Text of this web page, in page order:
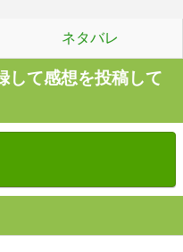
ネタバレ
して感想を投稿して